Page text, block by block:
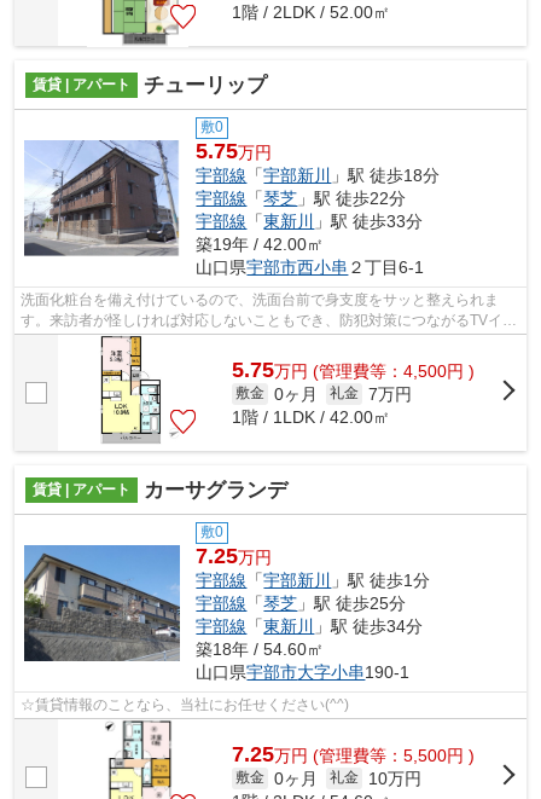
1階 / 2LDK / 52.00㎡
賃貸 | アパート チューリップ
敷0
5.75万円
宇部線 「宇部新川
」駅 徒歩18分
宇部線 「琴芝 」駅 徒歩22分
宇部線 「東新川
」駅 徒歩33分
築19年 / 42.00㎡
山口県宇部市西小串 ２丁目6-1
洗面化粧台を備え付けているので、洗面台前で身支度をサッと整えられま
す。来訪者が怪しければ対応しないこともでき、防犯対策につながるTVイン
ターホンがあります。収納はシューズボ...
5.75万円 (管理費等：4,500円 )
敷金 0ヶ月 礼金 7万円
1階 / 1LDK / 42.00㎡
賃貸 | アパート カーサグランデ
敷0
7.25万円
宇部線 「宇部新川
」駅 徒歩1分
宇部線 「琴芝 」駅 徒歩25分
宇部線 「東新川
」駅 徒歩34分
築18年 / 54.60㎡
山口県宇部市大字小串190-1
☆賃貸情報のことなら、当社にお任せください(^^)
7.25万円 (管理費等：5,500円 )
敷金 0ヶ月 礼金
10万円